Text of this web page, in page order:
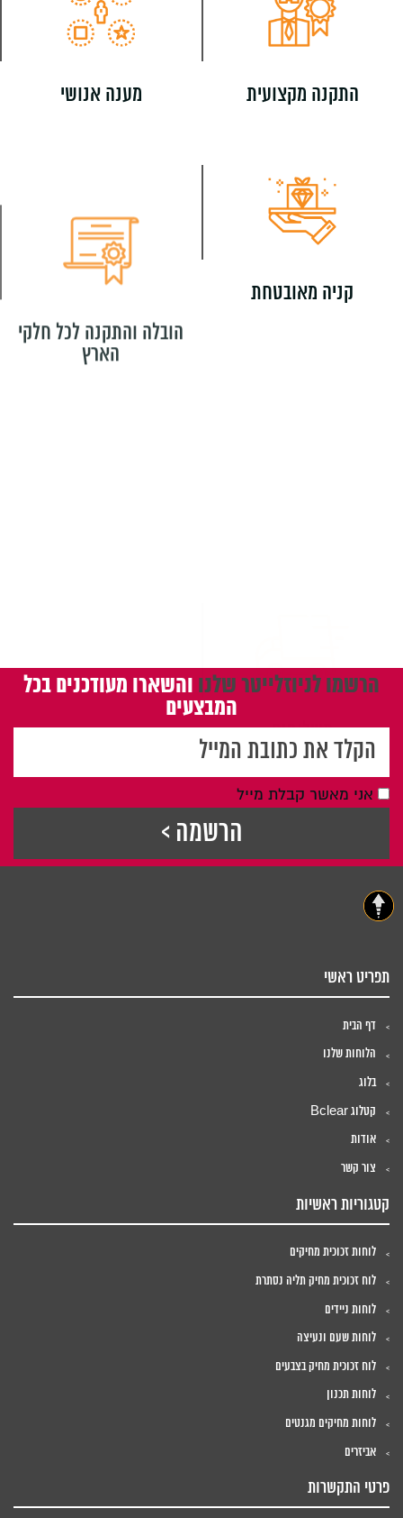
התקנה מקצועית מענה אנושי
קניה מאובטחת
הובלה והתקנה לכל חלקי
הרשמו לניוזלייטר שלנו והשארו מעודכנים בכל
המבצעים
אני מאשר קבלת מייל
תפריט ראשי
דף הבית
הלוחות שלנו
בלוג
קטלוג Bclear
אודות
צור קשר
קטגוריות ראשיות
לוחות זכוכית מחיקים
לוח זכוכית מחיק תליה נסתרת
לוחות ניידים
לוחות שעם ונעיצה
לוח זכוכית מחיק בצבעים
לוחות תכנון
לוחות מחיקים מגנטים
אביזרים
פרטי התקשרות